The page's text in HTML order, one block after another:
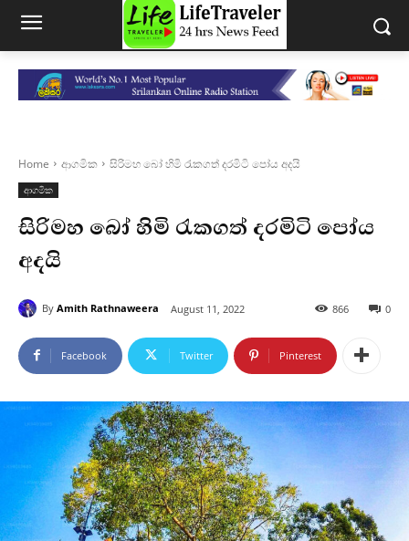
Home ආගමික සිරිමහ බෝ හිමි රැකගත් දරමිටි පෝය අදයි
ආගමික
සිරිමහ බෝ හිමි රැකගත් දරමිටි පෝය
අදයි
By Amith Rathnaweera August 11, 2022 0
866
Facebook Twitter Pinterest